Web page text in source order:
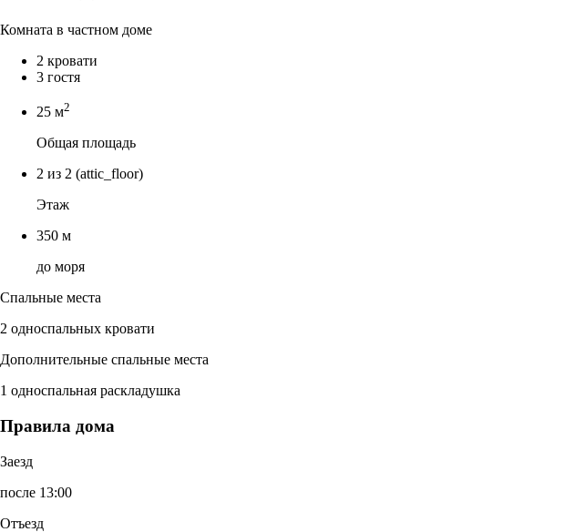
Комната в частном доме
2 кровати
3 гостя
25 м2
Общая площадь
2 из 2 (attic_floor)
Этаж
350 м
до моря
Спальные места
2 односпальных кровати
Дополнительные спальные места
1 односпальная раскладушка
Правила дома
Заезд
после 13:00
Отъезд